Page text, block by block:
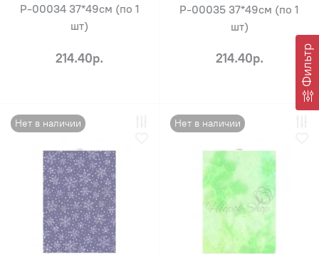
Фильтр
Р-00034 37*49см (по 1
шт)
214.40р.
Р-00035 37*49см (по 1
шт)
214.40р.
Нет в наличии Нет в наличии